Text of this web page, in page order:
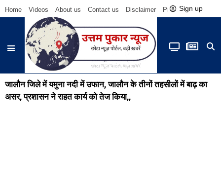
Home Videos About us Contact us Disclaimer Privacy Policy
Sign up
जालौन जिले में यमुना नदी में उफान, जालौन के तीनों तहसीलों में बाढ़ का
असर, प्रशासन ने राहत कार्य को तेज किया,,